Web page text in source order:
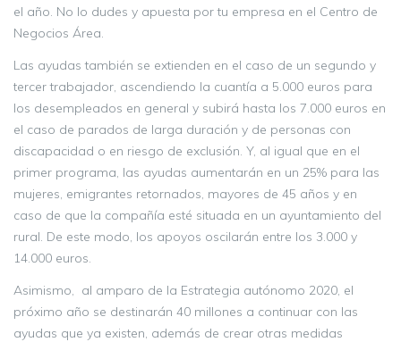
el año. No lo dudes y apuesta por tu empresa en el Centro de
Negocios Área.
Las ayudas también se extienden en el caso de un segundo y
tercer trabajador, ascendiendo la cuantía a 5.000 euros para
los desempleados en general y subirá hasta los 7.000 euros en
el caso de parados de larga duración y de personas con
discapacidad o en riesgo de exclusión. Y, al igual que en el
primer programa, las ayudas aumentarán en un 25% para las
mujeres, emigrantes retornados, mayores de 45 años y en
caso de que la compañía esté situada en un ayuntamiento del
rural. De este modo, los apoyos oscilarán entre los 3.000 y
14.000 euros.
Asimismo, al amparo de la Estrategia autónomo 2020, el
próximo año se destinarán 40 millones a continuar con las
ayudas que ya existen, además de crear otras medidas